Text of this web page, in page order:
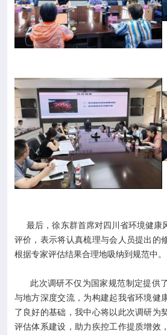
最后，徐东群首席对四川省环境健康
评价，表示将认真梳理与会人员提出的
根据专家评估结果合理地吸纳到规范中。
此次调研不仅为国家规范制定提供
与地方深度交流，为构建起我省环境健
了良好的基础，我中心将以此次调研为
评估体系建设，助力疾控工作提质增效